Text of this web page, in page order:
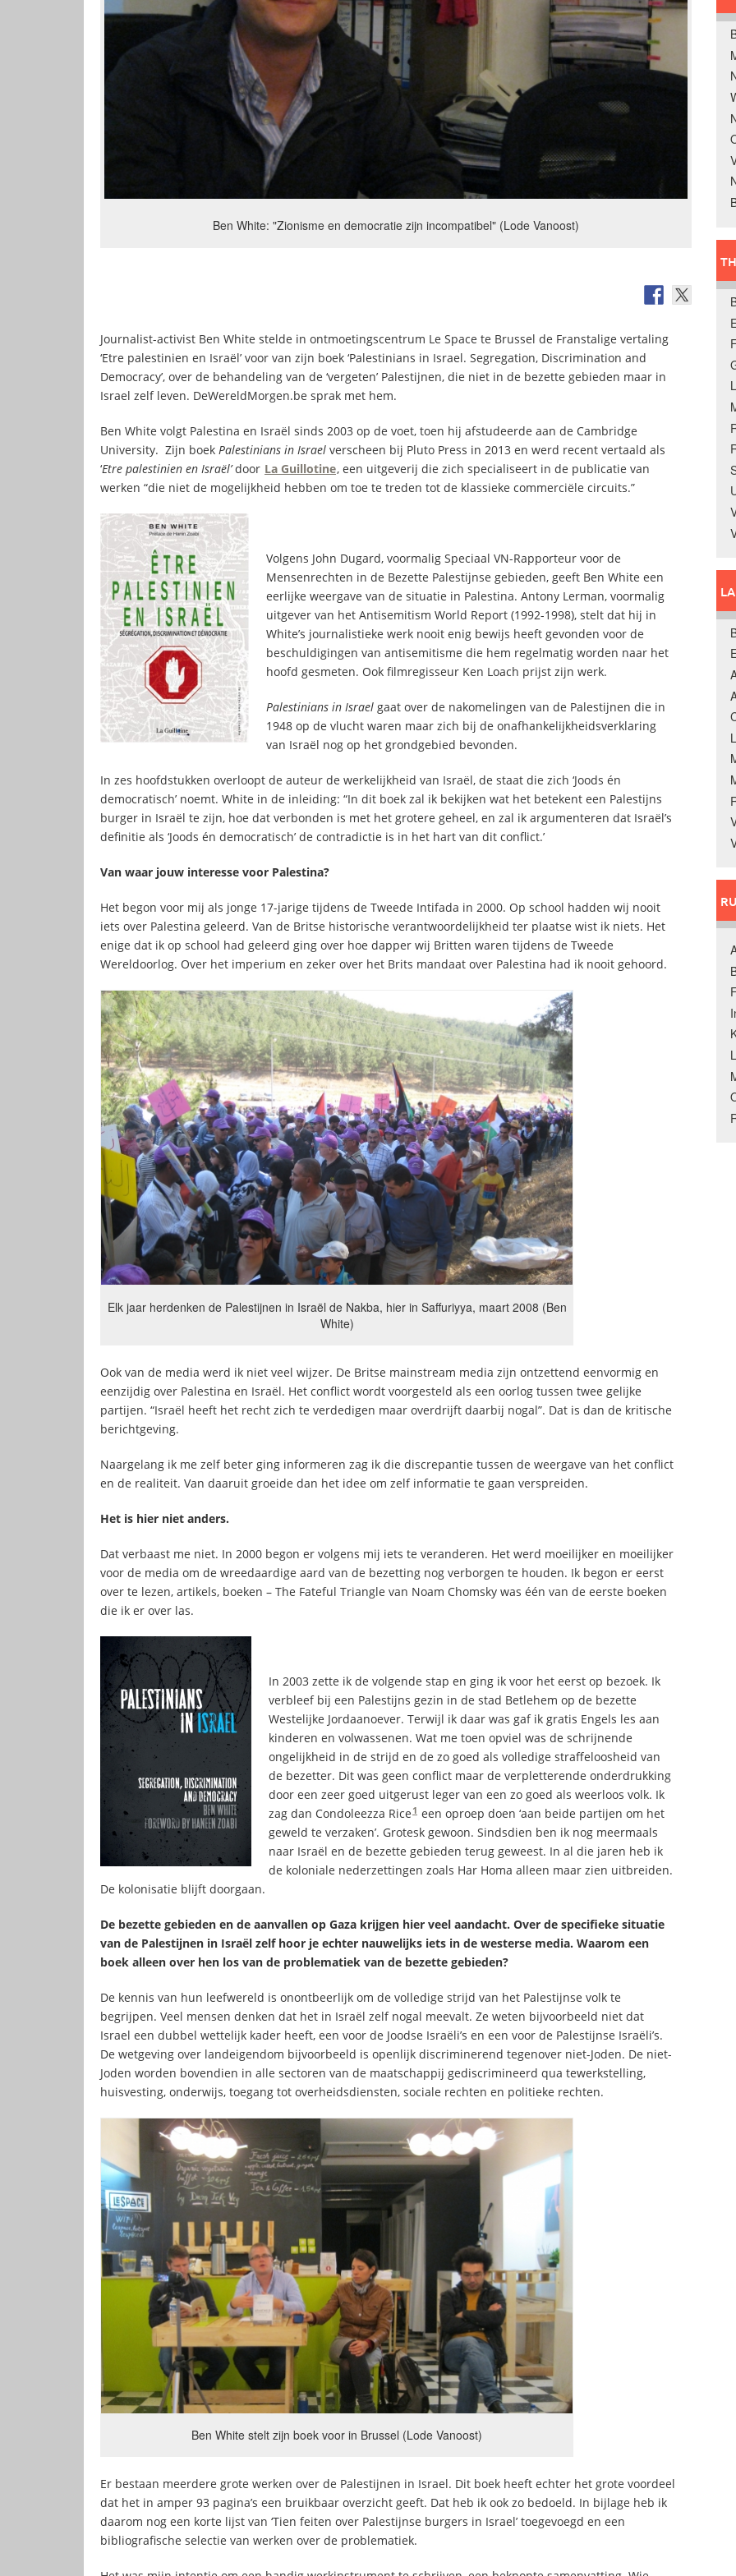
Ben White: "Zionisme en democratie zijn incompatibel" (Lode Vanoost)
Journalist-activist Ben White stelde in ontmoetingscentrum Le Space te Brussel de Franstalige vertaling
‘Etre palestinien en Israël’ voor van zijn boek ‘Palestinians in Israel. Segregation, Discrimination and
Democracy’, over de behandeling van de ‘vergeten’ Palestijnen, die niet in de bezette gebieden maar in
Israel zelf leven. DeWereldMorgen.be sprak met hem.
Ben White volgt Palestina en Israël sinds 2003 op de voet, toen hij afstudeerde aan de Cambridge
University. Zijn boek Palestinians in Israel verscheen bij Pluto Press in 2013 en werd recent vertaald als
‘Etre palestinien en Israël’door La Guillotine, een uitgeverij die zich specialiseert in de publicatie van
werken “die niet de mogelijkheid hebben om toe te treden tot de klassieke commerciële circuits.”
Volgens John Dugard, voormalig Speciaal VN-Rapporteur voor de
Mensenrechten in de Bezette Palestijnse gebieden, geeft Ben White een
eerlijke weergave van de situatie in Palestina. Antony Lerman, voormalig
uitgever van het Antisemitism World Report (1992-1998), stelt dat hij in
White’s journalistieke werk nooit enig bewijs heeft gevonden voor de
beschuldigingen van antisemitisme die hem regelmatig worden naar het
hoofd gesmeten. Ook filmregisseur Ken Loach prijst zijn werk.
Palestinians in Israel gaat over de nakomelingen van de Palestijnen die in
1948 op de vlucht waren maar zich bij de onafhankelijkheidsverklaring
van Israël nog op het grondgebied bevonden.
In zes hoofdstukken overloopt de auteur de werkelijkheid van Israël, de staat die zich ‘Joods én
democratisch’ noemt. White in de inleiding: “In dit boek zal ik bekijken wat het betekent een Palestijns
burger in Israël te zijn, hoe dat verbonden is met het grotere geheel, en zal ik argumenteren dat Israël’s
definitie als ‘Joods én democratisch’ de contradictie is in het hart van dit conflict.’
Van waar jouw interesse voor Palestina?
Het begon voor mij als jonge 17-jarige tijdens de Tweede Intifada in 2000. Op school hadden wij nooit
iets over Palestina geleerd. Van de Britse historische verantwoordelijkheid ter plaatse wist ik niets. Het
enige dat ik op school had geleerd ging over hoe dapper wij Britten waren tijdens de Tweede
Wereldoorlog. Over het imperium en zeker over het Brits mandaat over Palestina had ik nooit gehoord.
Elk jaar herdenken de Palestijnen in Israël de Nakba, hier in Saffuriyya, maart 2008 (Ben
White)
Ook van de media werd ik niet veel wijzer. De Britse mainstream media zijn ontzettend eenvormig en
eenzijdig over Palestina en Israël. Het conflict wordt voorgesteld als een oorlog tussen twee gelijke
partijen. “Israël heeft het recht zich te verdedigen maar overdrijft daarbij nogal”. Dat is dan de kritische
berichtgeving.
Naargelang ik me zelf beter ging informeren zag ik die discrepantie tussen de weergave van het conflict
en de realiteit. Van daaruit groeide dan het idee om zelf informatie te gaan verspreiden.
Het is hier niet anders.
Dat verbaast me niet. In 2000 begon er volgens mij iets te veranderen. Het werd moeilijker en moeilijker
voor de media om de wreedaardige aard van de bezetting nog verborgen te houden. Ik begon er eerst
over te lezen, artikels, boeken – The Fateful Triangle van Noam Chomsky was één van de eerste boeken
die ik er over las.
In 2003 zette ik de volgende stap en ging ik voor het eerst op bezoek. Ik
verbleef bij een Palestijns gezin in de stad Betlehem op de bezette
Westelijke Jordaanoever. Terwijl ik daar was gaf ik gratis Engels les aan
kinderen en volwassenen. Wat me toen opviel was de schrijnende
ongelijkheid in de strijd en de zo goed als volledige straffeloosheid van
de bezetter. Dit was geen conflict maar de verpletterende onderdrukking
door een zeer goed uitgerust leger van een zo goed als weerloos volk. Ik
zag dan Condoleezza Rice 1 een oproep doen ‘aan beide partijen om het
geweld te verzaken’. Grotesk gewoon. Sindsdien ben ik nog meermaals
naar Israël en de bezette gebieden terug geweest. In al die jaren heb ik
de koloniale nederzettingen zoals Har Homa alleen maar zien uitbreiden.
De kolonisatie blijft doorgaan.
De bezette gebieden en de aanvallen op Gaza krijgen hier veel aandacht. Over de specifieke situatie
van de Palestijnen in Israël zelf hoor je echter nauwelijks iets in de westerse media. Waarom een
boek alleen over hen los van de problematiek van de bezette gebieden?
De kennis van hun leefwereld is onontbeerlijk om de volledige strijd van het Palestijnse volk te
begrijpen. Veel mensen denken dat het in Israël zelf nogal meevalt. Ze weten bijvoorbeeld niet dat
Israel een dubbel wettelijk kader heeft, een voor de Joodse Israëli’s en een voor de Palestijnse Israëli’s.
De wetgeving over landeigendom bijvoorbeeld is openlijk discriminerend tegenover niet-Joden. De niet-
Joden worden bovendien in alle sectoren van de maatschappij gediscrimineerd qua tewerkstelling,
huisvesting, onderwijs, toegang tot overheidsdiensten, sociale rechten en politieke rechten.
Ben White stelt zijn boek voor in Brussel (Lode Vanoost)
Er bestaan meerdere grote werken over de Palestijnen in Israel. Dit boek heeft echter het grote voordeel
dat het in amper 93 pagina’s een bruikbaar overzicht geeft. Dat heb ik ook zo bedoeld. In bijlage heb ik
daarom nog een korte lijst van ‘Tien feiten over Palestijnse burgers in Israel’ toegevoegd en een
bibliografische selectie van werken over de problematiek.